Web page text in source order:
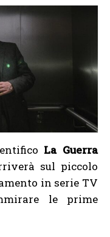
La Guerra
sul piccolo
in serie TV
le prime